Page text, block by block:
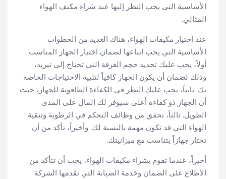
الأساسية التي يجب النظر إليها عند شراء مكيف الهواء
المثالي.
عند اختيار مكيفات الهواء، هناك العديد من الخطوات
الأساسية التي يجب اتباعها لضمان اختيار الجهاز المناسب.
أولاً، يجب عليك تحديد حجم الغرفة التي تحتاج إلى تبريد،
وذلك لضمان أن يكون الجهاز كافياً لتلبية الاحتياجات الخاصة
بك. ثانياً، يجب عليك النظر في الكفاءة الطاقوية للجهاز، حيث
أن الجهاز ذو كفاءة أعلى سيوفر لك المال على المدى
الطويل. ثالثاً، تحقق من وظائف التحكم في الرطوبة وتنقية
الهواء التي قد تكون مهمة بالنسبة لك. وأخيراً، تأكد من أن
تختار جهازاً يتناسب مع ميزانيتك.
أخيراً، عندما تقوم بشراء مكيفات الهواء، يجب أن تتأكد من
الاطلاع على الضمان وخدمة الصيانة التي تقدمها الشركة